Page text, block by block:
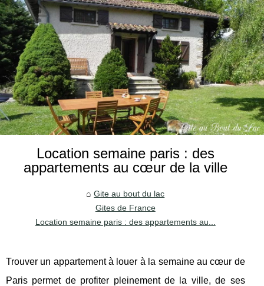
Location semaine paris : des
appartements au cœur de la ville
Gite au bout du lac
Gites de France
Location semaine paris : des appartements au...
Trouver un appartement à louer à la semaine au cœur de
Paris permet de profiter pleinement de la ville, de ses